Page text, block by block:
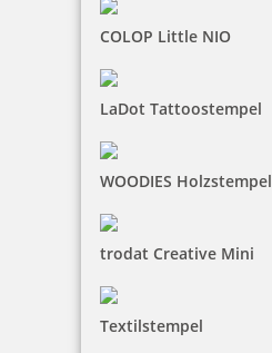
COLOP Little NIO
LaDot Tattoostempel
WOODIES Holzstempel
trodat Creative Mini
Textilstempel